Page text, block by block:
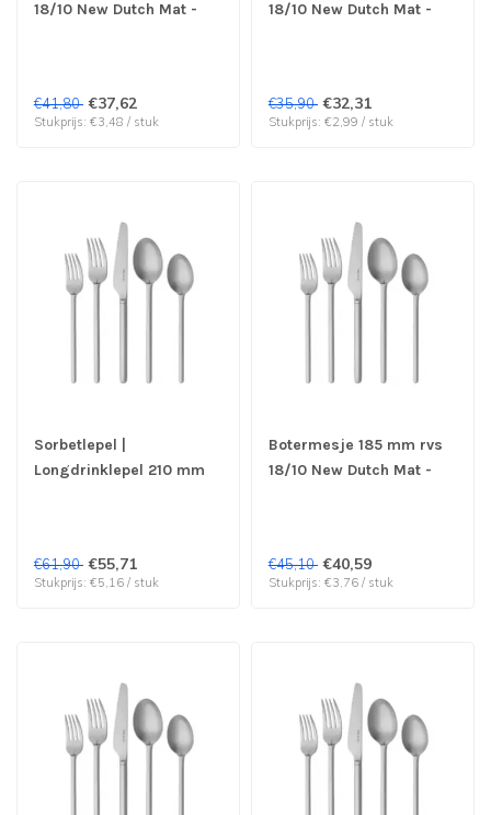
18/10 New Dutch Mat -
€41,80 €37,62
Stukprijs: €3,48 / stuk
18/10 New Dutch Mat -
€35,90 €32,31
Stukprijs: €2,99 / stuk
Sorbetlepel |
Longdrinklepel 210 mm
€61,90 €55,71
Stukprijs: €5,16 / stuk
Botermesje 185 mm rvs
18/10 New Dutch Mat -
€45,10 €40,59
Stukprijs: €3,76 / stuk